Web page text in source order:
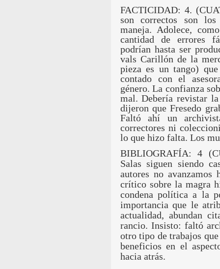
FACTICIDAD: 4.
son correctos son los
maneja. Adolece,
cantidad de errores
podrían hasta ser
vals Carillón de la
pieza es un tango)
contado con el
género. La confianza
mal. Debería revistar
dijeron que Fresedo
Faltó ahí un
correctores ni
lo que hizo falta. Los
BIBLIOGRAFÍA: 4
Salas siguen siendo
autores no
crítico sobre la magra
condena política a la
importancia que le
actualidad, abundan
rancio. Insisto: faltó
otro tipo de trabajos
beneficios en el
hacia atrás.